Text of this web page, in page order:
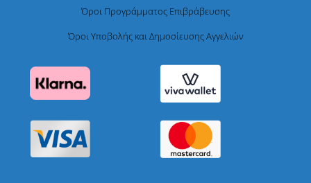
Όροι Προγράμματος Επιβράβευσης
Όροι Υποβολής και Δημοσίευσης Αγγελιών